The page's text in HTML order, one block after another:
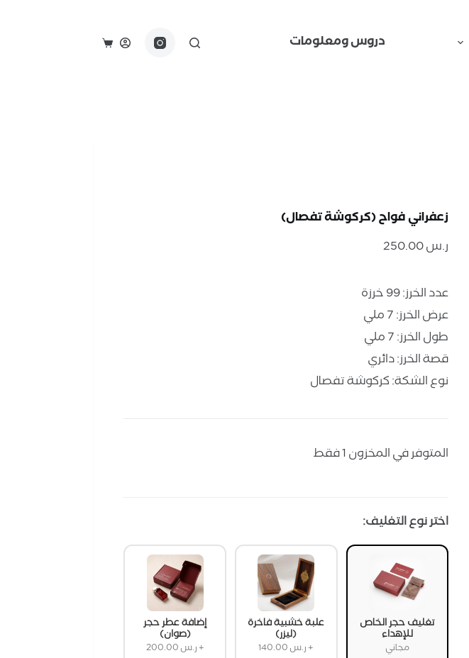
دروس ومعلومات
زعفراني فواح (كركوشة تفصال)
ر.س
عدد الخرز: 99 خرزة
عرض الخرز: 7 ملي
طول الخرز: 7 ملي
قصة الخرز: دائري
نوع الشكة: كركوشة تفصال
المتوفر في المخزون 1 فقط
اختر نوع التغليف:
تغليف حجر الخاص
للإهداء
مجاني
علبة خشبية فاخرة
(ليزر)
+ر.س
إضافة عطر حجر
(صوان)
+ر.س